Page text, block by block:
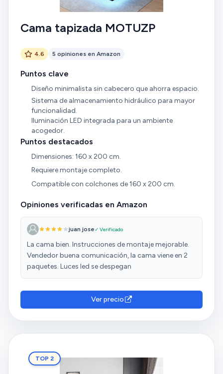
Cama tapizada MOTUZP
4.6 5 opiniones en Amazon
Puntos clave
Diseño minimalista sin cabecero que ahorra espacio.
Sistema de almacenamiento hidráulico para mayor
funcionalidad.
Iluminación LED integrada para un ambiente
acogedor.
Puntos destacados
Dimensiones: 160 x 200 cm.
Requiere montaje completo.
Compatible con colchones de 160 x 200 cm.
Opiniones verificadas en Amazon
juan jose✓ Verificado
La cama bien. Instrucciones de montaje mejorable.
Vendedor buena comunicación, la cama viene en 2
paquetes. Luces led se despegan
Ver precio
TOP 2